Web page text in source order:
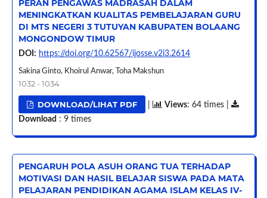
PERAN PENGAWAS MADRASAH DALAM
MENINGKATKAN KUALITAS PEMBELAJARAN GURU
DI MTS NEGERI 3 TUTUYAN KABUPATEN BOLAANG
MONGONDOW TIMUR
DOI: https://doi.org/10.62567/ijosse.v2i3.2614
Sakina Ginto, Khoirul Anwar, Toha Makshun
1032 - 1034
DOWNLOAD/LIHAT PDF Views: 64 times |
Download : 9 times
PENGARUH POLA ASUH ORANG TUA TERHADAP
MOTIVASI DAN HASIL BELAJAR SISWA PADA MATA
PELAJARAN PENDIDIKAN AGAMA ISLAM KELAS IV-